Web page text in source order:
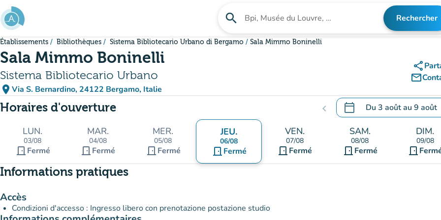
Aller au contenu principal
search Rechercher un établissement Rechercher
Établissements Bibliothèques Sistema Bibliotecario Urbano di Bergamo Sala Mimmo Boninelli
Sala Mimmo Boninelli
Sistema Bibliotecario Urbano
place Via S. Bernardino, 24122 Bergamo, Italie
(ouvrir dans Google Maps)
(nouvel onglet)
share
mail_outline
Horaires d'ouverture chevron_left calendar_today Du 3 aoûtau 9 août
.Ouvrir le calendrier pour
LUN.
03/08
door_front Fermé
MAR.
04/08
door_front Fermé
MER.
05/08
door_front Fermé
JEU.
06/08
door_front Fermé
VEN.
07/08
door_front Fermé
SAM.
08/08
door_front Fermé
DIM.
09/08
door_front
Informations pratiques
Accès
Condizioni d'accesso : Ingresso libero con prenotazione postazione studio